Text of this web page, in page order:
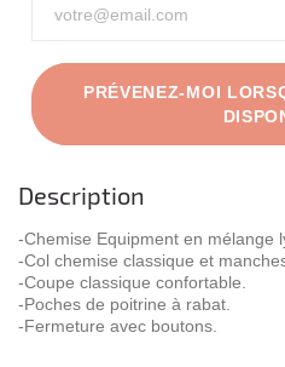
PRÉVENEZ-MOI
Description
-Chemise Equipment en mélange
-Col chemise classique et
-Coupe classique confortable.
-Poches de poitrine à rabat.
-Fermeture avec boutons.